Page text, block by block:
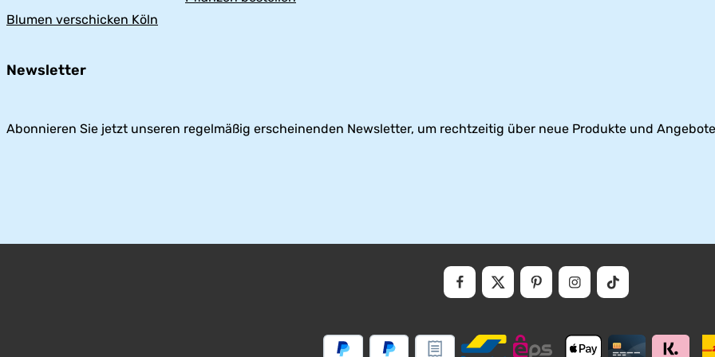
Blumen verschicken Köln
Newsletter
Abonnieren Sie jetzt unseren regelmäßig erscheinenden Newsletter, um rechtzeitig über neue Produkte und